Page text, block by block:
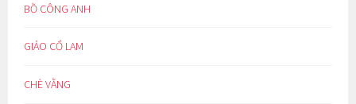
BỒ CÔNG ANH
GIẢO CỔ LAM
CHÈ VẰNG